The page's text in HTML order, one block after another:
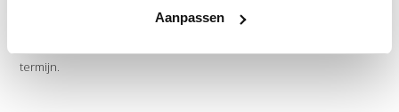
Aanpassen
in de duurzaamheid en prestaties van hun producten. Dit maakt de
termijn.